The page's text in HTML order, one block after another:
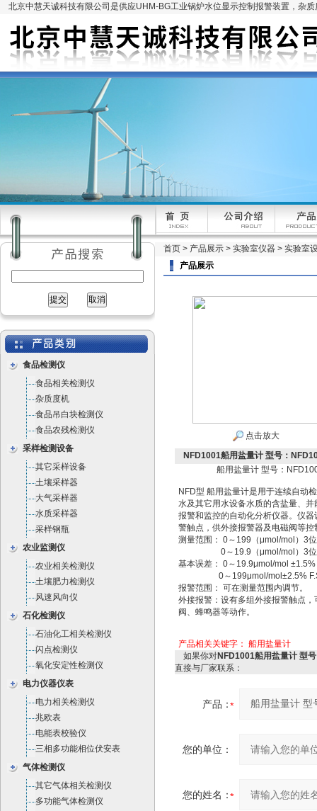
北京中慧天诚科技有限公司是供应UHM-BG工业锅炉水位显示控制报警装置，杂
食品检测仪
食品相关检测仪
杂质度机
食品吊白块检测仪
食品农残检测仪
采样检测设备
其它采样设备
土壤采样器
大气采样器
水质采样器
采样钢瓶
农业监测仪
农业相关检测仪
土壤肥力检测仪
风速风向仪
石化检测仪
石油化工相关检测仪
闪点检测仪
氧化安定性检测仪
电力仪器仪表
电力相关检测仪
兆欧表
电能表校验仪
三相多功能相位伏安表
气体检测仪
其它气体相关检测仪
多功能气体检测仪
首页 > 产品展示 > 实验室仪器 > 实验室
产品展示
点击放大
NFD1001船用盐量计 型号：
船用盐量计 型号：
NFD型 船用盐量计是用于连续自动
水及其它用水设备水质的含盐量、并
报警和监控的自动化分析仪器。仪器
警触点，供外接报警器及电磁阀等控
测量范围： 0～199（μmol/mol）3
0～19.9（μmol/mol）3位
基本误差： 0～19.9μmol/mol ±1.5%
0～199μmol/mol±2.5%
报警范围： 可在测量范围内调节。
外接报警：设有多组外接报警触点，
阀、蜂鸣器等动作。
产品相关关键字： 船用盐量计
如果你对NFD1001船用盐量计 型
直接与厂家联系：
产品：
您的单位：
您的姓名：